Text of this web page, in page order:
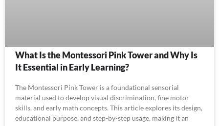
What Is the Montessori Pink Tower and Why Is
It Essential in Early Learning?
The Montessori Pink Tower is a foundational sensorial
material used to develop visual discrimination, fine motor
skills, and early math concepts. This article explores its design,
educational purpose, and step-by-step usage, making it an